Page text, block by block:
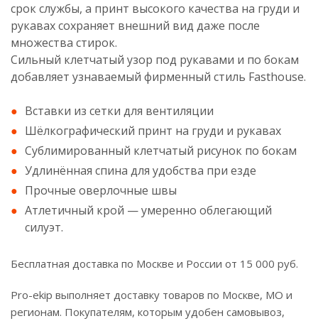
срок службы, а принт высокого качества на груди и
рукавах сохраняет внешний вид даже после
множества стирок.
Сильный клетчатый узор под рукавами и по бокам
добавляет узнаваемый фирменный стиль Fasthouse.
Вставки из сетки для вентиляции
Шёлкографический принт на груди и рукавах
Сублимированный клетчатый рисунок по бокам
Удлинённая спина для удобства при езде
Прочные оверлочные швы
Атлетичный крой — умеренно облегающий
силуэт.
Бесплатная доставка по Москве и России от 15 000 руб.
Pro-ekip выполняет доставку товаров по Москве, МО и
регионам. Покупателям, которым удобен самовывоз,